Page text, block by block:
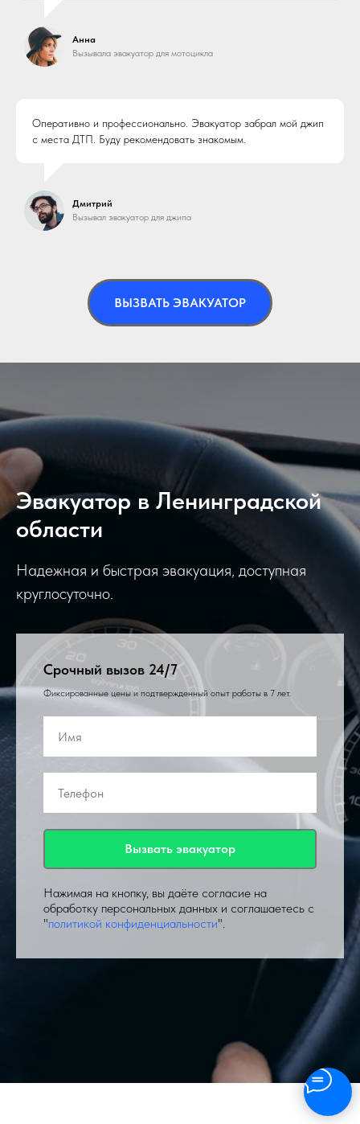
Анна
Вызывала эвакуатор для мотоцикла
Оперативно и профессионально. Эвакуатор забрал мой джип
с места ДТП. Буду рекомендовать знакомым.
Дмитрий
Вызывал эвакуатор для джипа
ВЫЗВАТЬ ЭВАКУАТОР
Эвакуатор в Ленинградской
области
Надежная и быстрая эвакуация, доступная
круглосуточно.
Срочный вызов 24/7
Фиксированные цены и подтвержденный опыт работы в 7 лет.
Вызвать эвакуатор
Нажимая на кнопку, вы даёте согласие на
обработку персональных данных и соглашаетесь с
"политикой конфиденциальности".